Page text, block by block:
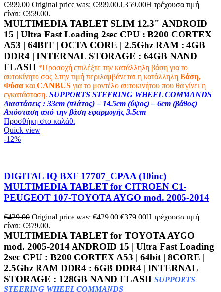
€399.00 Original price was: €399.00.€359.00Η τρέχουσα τιμή
είναι: €359.00.
MULTIMEDIA TABLET SLIM 12.3" ANDROID
15 | Ultra Fast Loading 2sec CPU : B200 CORTEX
A53 | 64BIT | OCTA CORE | 2.5Ghz RAM : 4GB
DDR4 | INTERNAL STORAGE : 64GB NAND
FLASH *Προσοχή επιλέξτε την κατάλληλη βάση για το
αυτοκίνητο σας Στην τιμή περιλαμβάνεται η κατάλληλη Βάση,
Φύσα και CANBUS για το μοντέλο αυτοκινήτου που θα γίνει η
εγκατάσταση. SUPPORTS STEERING WHEEL COMMANDS
Διαστάσεις : 33cm (πλάτος) – 14.5cm (ύψος) – 6cm (βάθος)
Απόσταση από την βάση εφαρμογής 3.5cm
Προσθήκη στο καλάθι
Quick view
-12%
DIGITAL IQ BXF 17707_CPAA (10inc)
MULTIMEDIA TABLET for CITROEN C1-
PEUGEOT 107-TOYOTA AYGO mod. 2005-2014
€429.00 Original price was: €429.00.€379.00Η τρέχουσα τιμή
είναι: €379.00.
MULTIMEDIA TABLET for TOYOTA AYGO
mod. 2005-2014 ANDROID 15 | Ultra Fast Loading
2sec CPU : B200 CORTEX A53 | 64bit | 8CORE |
2.5Ghz RAM DDR4 : 6GB DDR4 | INTERNAL
STORAGE : 128GB NAND FLASH SUPPORTS
STEERING WHEEL COMMANDS